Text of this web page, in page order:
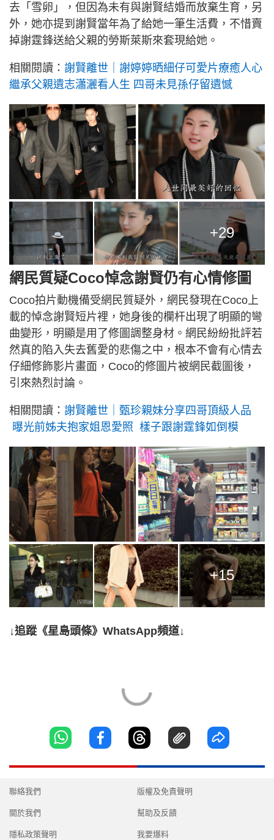
去「雪卵」，但因為未有與謝賢結婚而放棄生育，另
外，她亦提到謝賢當年為了給她一筆生活費，不惜賣
掉謝霆鋒送給父親的勞斯萊斯來套現給她。
相關閱讀： 謝賢離世｜謝婷婷晒細仔可愛片療癒人心
繼承父親遺志瀟灑看人生 四哥未見孫仔留遺憾
+29
網民質疑Coco悼念謝賢仍有心情修圖
Coco拍片動機備受網民質疑外，網民發現在Coco上
載的悼念謝賢短片裡，她身後的欄杆出現了明顯的彎
曲變形，明顯是用了修圖調整身材。網民紛紛批評若
然真的陷入失去舊愛的悲傷之中，根本不會有心情去
仔細修飾影片畫面，Coco的修圖片被網民截圖後，
引來熱烈討論。
相關閱讀： 謝賢離世｜甄珍親妹分享四哥頂級人品
曝光前姊夫抱家姐恩愛照 樣子跟謝霆鋒如倒模
+15
↓追蹤《星島頭條》WhatsApp頻道↓
聯絡我們
關於我們
隱私政策聲明
版權及免責聲明
幫助及反饋
我要爆料